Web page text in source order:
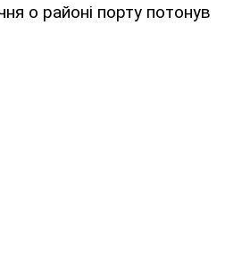
о районі порту потонув